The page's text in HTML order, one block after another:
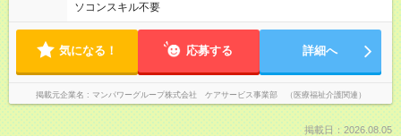
ソコンスキル不要
気になる！ 応募する 詳細へ
掲載元企業名 マンパワーグループ株式会社 ケアサービス事業部 （医療福祉介護関連）
掲載日：2026.08.05